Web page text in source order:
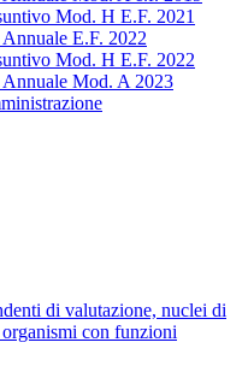
Mod. H E.F. 2021
E.F. 2022
Mod. H E.F. 2022
Annuale Mod. A 2023
di valutazione, nuclei di
con funzioni